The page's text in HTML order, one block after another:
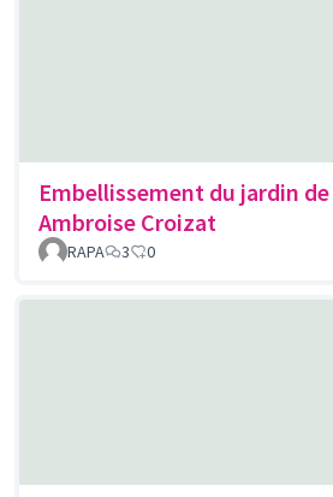
Embellissement du jardin de
Ambroise Croizat
RAPA 3 0